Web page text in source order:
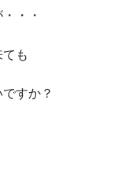
・・
も
すか？